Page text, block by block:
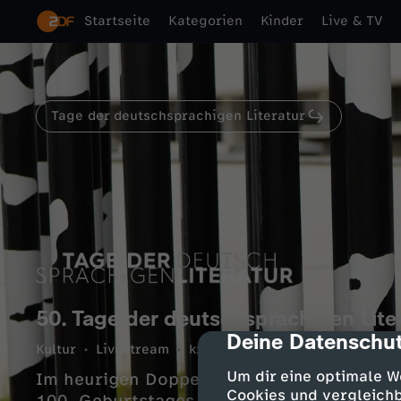
cmp-dialog-
Deine
Um dir eine optimale
Cookies und
Startseite Kategorien Kinder Live & TV
Tage der deutschsprachigen Literatur
50. Tage der deutschsprachigen
Kultur Livestream kreativ 73 Min. 24.06.2026
Im heurigen Doppel-Jubiläumsjahr